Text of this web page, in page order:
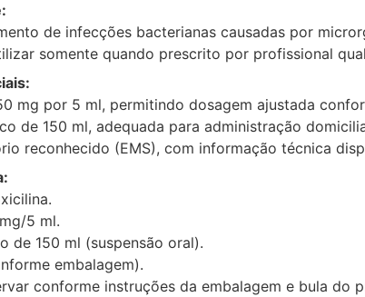
de infecções bacterianas causadas por
somente quando prescrito por profissional
mg por 5 ml, permitindo dosagem ajustada
de 150 ml, adequada para administração
reconhecido (EMS), com informação técnica
5 ml.
de 150 ml (suspensão oral).
embalagem).
conforme instruções da embalagem e bula do